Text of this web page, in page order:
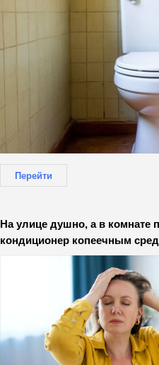
Перейти
На улице душно, а в комнате
кондиционер копеечным